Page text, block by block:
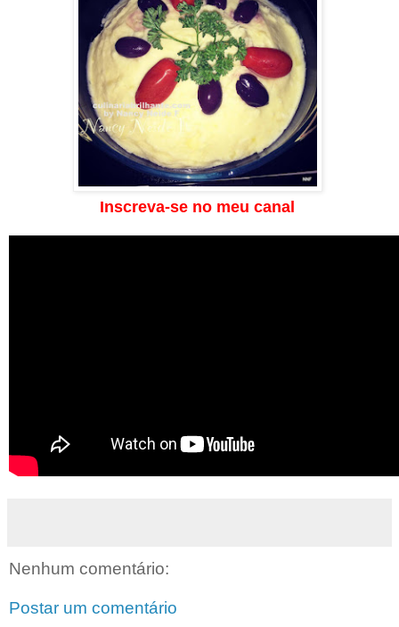
Inscreva-se no meu canal
Nenhum comentário:
Postar um comentário